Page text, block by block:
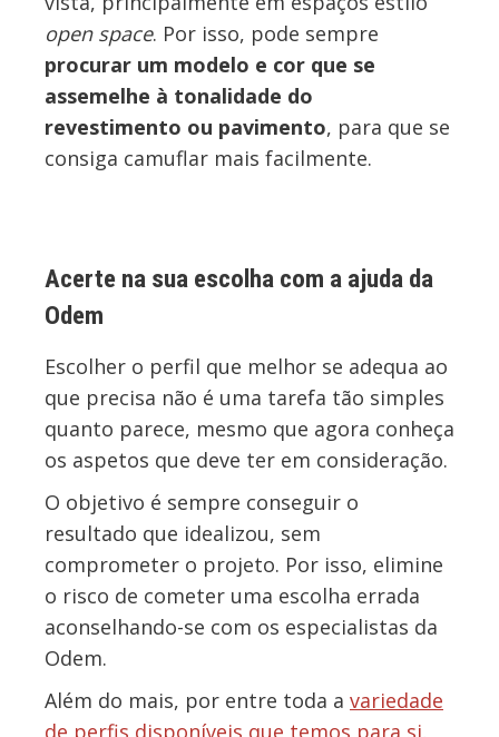
open space. Por isso, pode sempre
procurar um modelo e cor que se
assemelhe à tonalidade do
revestimento ou pavimento, para que se
consiga camuflar mais facilmente.
Acerte na sua escolha com a ajuda da
Odem
Escolher o perfil que melhor se adequa ao
que precisa não é uma tarefa tão simples
quanto parece, mesmo que agora conheça
os aspetos que deve ter em consideração.
O objetivo é sempre conseguir o
resultado que idealizou, sem
comprometer o projeto. Por isso, elimine
o risco de cometer uma escolha errada
aconselhando-se com os especialistas da
Odem.
Além do mais, por entre toda a variedade